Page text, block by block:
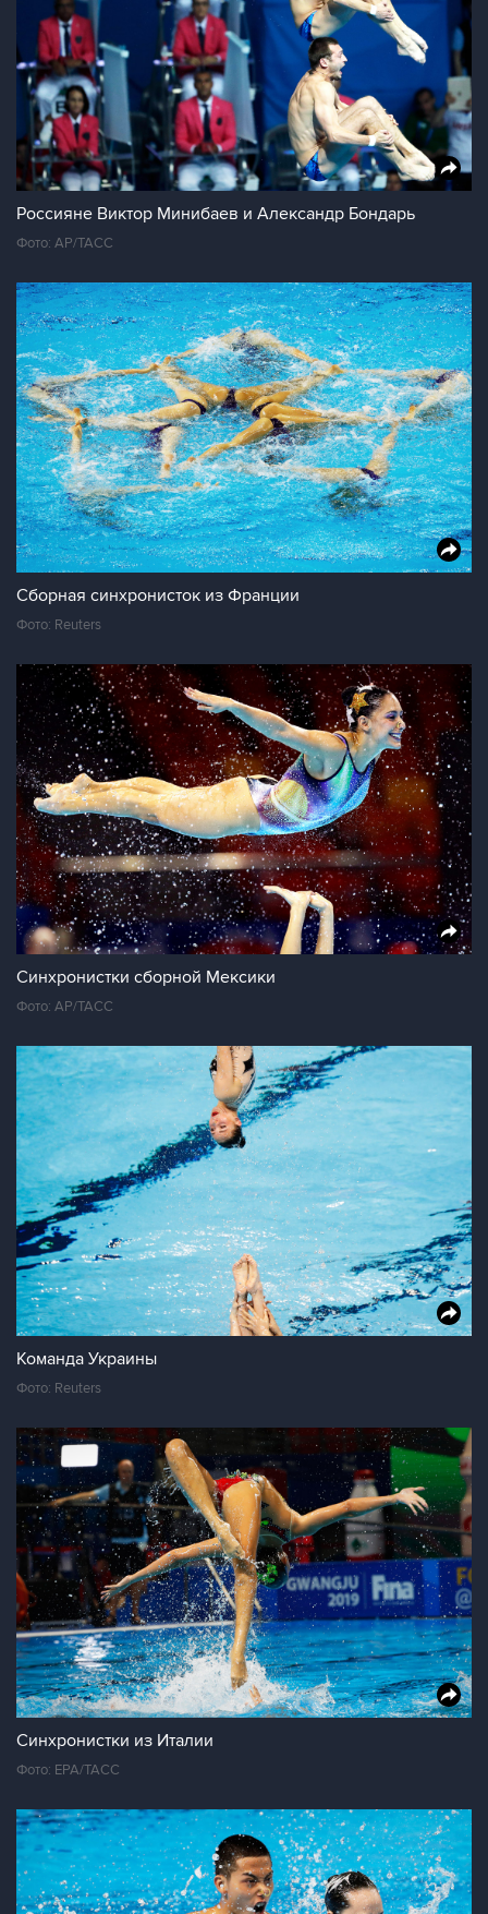
Россияне Виктор Минибаев и Александр Бондарь
Фото: AP/ТАСС
Сборная синхронисток из Франции
Фото: Reuters
Синхронистки сборной Мексики
Фото: AP/ТАСС
Команда Украины
Фото: Reuters
Синхронистки из Италии
Фото: EPA/ТАСС